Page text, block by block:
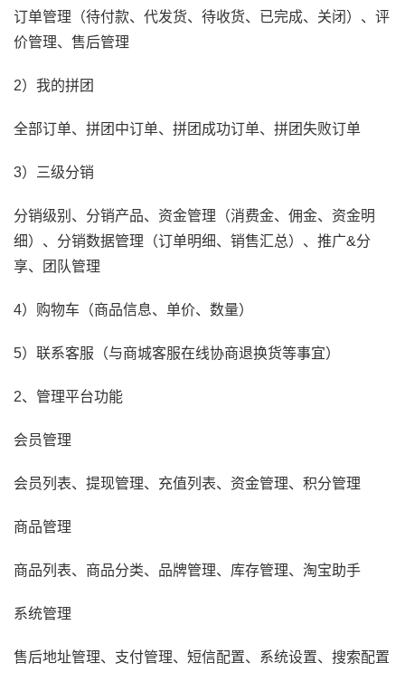
订单管理（待付款、代发货、待收货、已完成、关闭）、评
价管理、售后管理
2）我的拼团
全部订单、拼团中订单、拼团成功订单、拼团失败订单
3）三级分销
分销级别、分销产品、资金管理（消费金、佣金、资金明
细）、分销数据管理（订单明细、销售汇总）、推广&分
享、团队管理
4）购物车（商品信息、单价、数量）
5）联系客服（与商城客服在线协商退换货等事宜）
2、管理平台功能
会员管理
会员列表、提现管理、充值列表、资金管理、积分管理
商品管理
商品列表、商品分类、品牌管理、库存管理、淘宝助手
系统管理
售后地址管理、支付管理、短信配置、系统设置、搜索配置